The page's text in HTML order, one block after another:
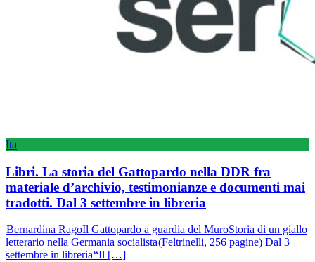
Ita
Libri. La storia del Gattopardo nella DDR fra
materiale d’archivio, testimonianze e documenti mai
tradotti. Dal 3 settembre in libreria
Bernardina RagoIl Gattopardo a guardia del MuroStoria di un giallo
letterario nella Germania socialista (Feltrinelli, 256 pagine) Dal 3
settembre in libreria “Il […]